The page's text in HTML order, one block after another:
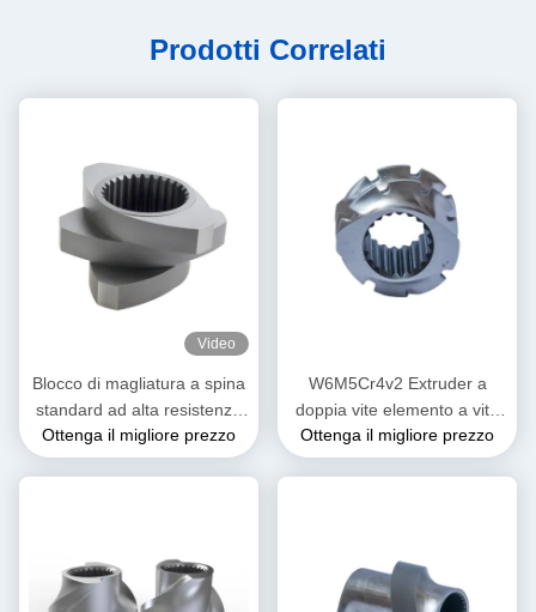
Prodotti Correlati
Video
Blocco di magliatura a spina
standard ad alta resistenza
all'usura per estrusori a
doppia vite
Ottenga il migliore prezzo
W6M5Cr4v2 Extruder a
doppia vite elemento a vite
di miscelazione per
l'industria alimentare
Ottenga il migliore prezzo